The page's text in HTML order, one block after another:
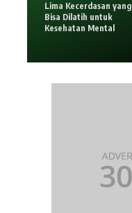
Lima Kecerdasan yang
Bisa Dilatih untuk
Kesehatan Mental